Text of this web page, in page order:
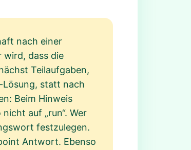
nach einer
wird, dass die
Teilaufgaben,
Lösung, statt nach
Beim Hinweis
auf „run“. Wer
festzulegen.
Antwort. Ebenso